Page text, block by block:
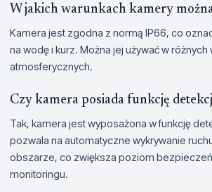
W jakich warunkach kamery
Kamera jest zgodna z normą IP66, co
na wodę i kurz. Można jej używać w różnych
atmosferycznych.
Czy kamera posiada funkcję
Tak, kamera jest wyposażona w funkcję
pozwala na automatyczne wykrywanie
obszarze, co zwiększa poziom
monitoringu.